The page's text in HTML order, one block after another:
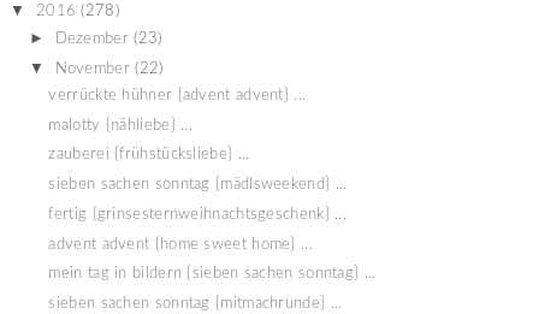
▼ 2016 (278)
► Dezember (23)
▼ November (22)
verrückte hühner {advent advent} ...
malotty {nähliebe} ...
zauberei {frühstücksliebe} ...
sieben sachen sonntag {mädlsweekend} ...
fertig {grinsesternweihnachtsgeschenk} ...
advent advent {home sweet home} ...
mein tag in bildern {sieben sachen sonntag} ...
sieben sachen sonntag {mitmachrunde} ...